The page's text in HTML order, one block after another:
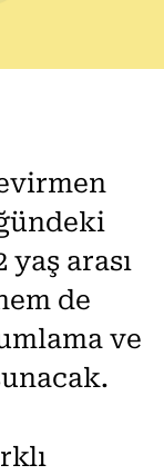
arası
de
ve